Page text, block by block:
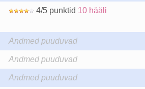
4/5 punktid 10 hääli
Andmed puuduvad
Andmed puuduvad
Andmed puuduvad